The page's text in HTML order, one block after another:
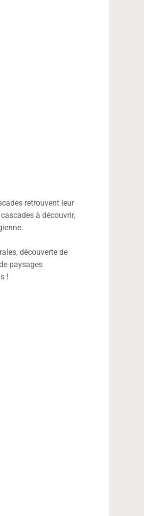
retrouvent leur
à découvrir,
découverte de
paysages
!